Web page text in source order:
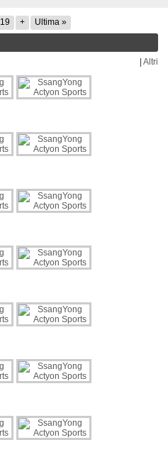
19 + Ultima »
Altri